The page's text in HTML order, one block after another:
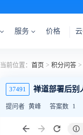
服务 价格
当前位置： 首页 > 积分问答 >
37491 禅道部署后别
提问者 黄峰 答案数 1